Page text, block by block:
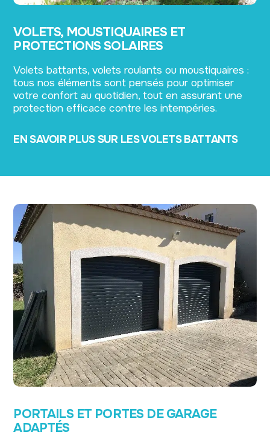
VOLETS, MOUSTIQUAIRES ET
PROTECTIONS SOLAIRES
Volets battants, volets roulants ou moustiquaires :
tous nos éléments sont pensés pour optimiser
votre confort au quotidien, tout en assurant une
protection efficace contre les intempéries.
EN SAVOIR PLUS SUR LES VOLETS BATTANTS
PORTAILS ET PORTES DE GARAGE
ADAPTÉS